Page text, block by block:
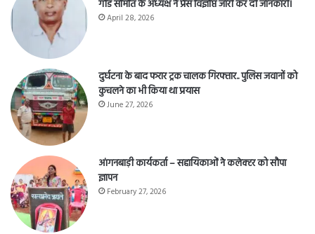
गोड समिति के अध्यक्ष ने प्रेस विज्ञप्ति जारी कर दी जानकारी।
April 28, 2026
दुर्घटना के बाद फरार ट्रक चालक गिरफ्तार.. पुलिस जवानों को
कुचलने का भी किया था प्रयास
June 27, 2026
आंगनबाड़ी कार्यकर्ता – सहायिकाओं नेे कलेक्टर को सौपा
ज्ञापन
February 27, 2026